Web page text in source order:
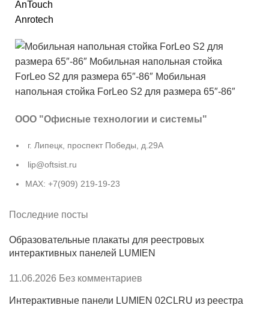
AnTouch
Anrotech
ООО "Офисные технологии и системы"
г. Липецк, проспект Победы, д.29А
lip@oftsist.ru
МАХ: +7(909) 219-19-23
Последние посты
Образовательные плакаты для реестровых
интерактивных панелей LUMIEN
11.06.2026 Без комментариев
Интерактивные панели LUMIEN 02CLRU из реестра